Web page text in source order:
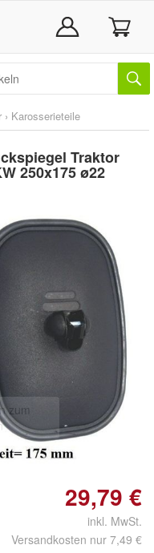
› Karosserieteile
Traktor
250x175 ø22
zum
29,79 €
inkl. MwSt.
Versandkosten nur 7,49 €